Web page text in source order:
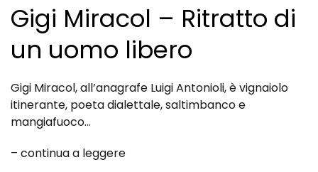
Gigi Miracol – Ritratto di
un uomo libero
Gigi Miracol, all’anagrafe Luigi Antonioli, è vignaiolo
itinerante, poeta dialettale, saltimbanco e
mangiafuoco…
– continua a leggere